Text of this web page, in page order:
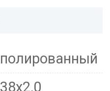
полированный
38х2,0